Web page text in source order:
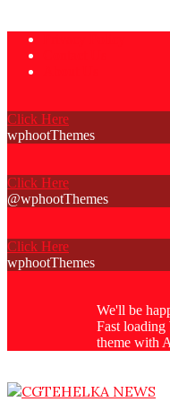
Skip
content
Click Here
wphootThemes
Click Here
@wphootThemes
Click Here
wphootThemes
We'll be
Fast loading
theme with